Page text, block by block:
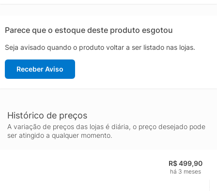
facilitando na higienizaçãoForro: Têxtil com reforço acolchoado
Sola: 4 cmEntressola: EVA leve e macioLingueta: Macia e
flexívelCor predominante: CinzaIndicado
para: CorridaGênero: MasculinoOrigem: NacionalAjuste:
aproximado: 530g o par nº 40
Parece que o estoque deste produto esgotou
Seja avisado quando o produto voltar a ser listado nas lojas.
Receber Aviso
Histórico de preços
A variação de preços das lojas é diária, o preço desejado pode
ser atingido a qualquer momento.
R$ 499,90
há 3 meses